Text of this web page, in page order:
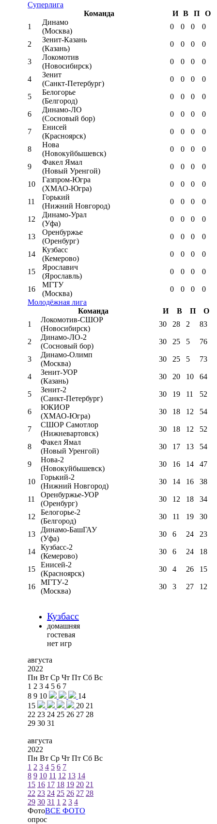
Суперлига
Команда
И В П
О
1
Динамо
(Москва)
0 0 0 0
2
Зенит-Казань
(Казань)
0 0 0 0
3
Локомотив
(Новосибирск)
0 0 0 0
4
Зенит
(Санкт-Петербург)
0 0 0 0
5
Белогорье
(Белгород)
0 0 0 0
6
Динамо-ЛО
(Сосновый бор)
0 0 0 0
7
Енисей
(Красноярск)
0 0 0 0
8
Нова
(Новокуйбышевск)
0 0 0 0
9
Факел Ямал
(Новый Уренгой)
0 0 0 0
10
Газпром-Югра
(ХМАО-Югра)
0 0 0 0
11
Горький
(Нижний Новгород)
0 0 0 0
12
Динамо-Урал
(Уфа)
0 0 0 0
13
Оренбуржье
(Оренбург)
0 0 0 0
14
Кузбасс
(Кемерово)
0 0 0 0
15
Ярославич
(Ярославль)
0 0 0 0
16
МГТУ
(Москва)
0 0 0
0
Молодёжная лига
Команда
И В П
О
1
Локомотив-CШОР
(Новосибирск)
30 28 2 83
2
Динамо-ЛО-2
(Сосновый бор)
30 25 5 76
3
Динамо-Олимп
(Москва)
30 25 5 73
4
Зенит-УОР
(Казань)
30 20 10 64
5
Зенит-2
(Санкт-Петербург)
30 19 11 52
6
ЮКИОР
(ХМАО-Югра)
30 18 12 54
7
СШОР Самотлор
(Нижневартовск)
30 18 12 52
8
Факел Ямал
(Новый Уренгой)
30 17 13 54
9
Нова-2
(Новокуйбышевск)
30 16 14 47
10
Горький-2
(Нижний Новгород)
30 14 16 38
11
Оренбуржье-УОР
(Оренбург)
30 12 18 34
12
Белогорье-2
(Белгород)
30 11 19 30
13
Динамо-БашГАУ
(Уфа)
30 6 24 23
14
Кузбасс-2
(Кемерово)
30 6 24 18
15
Енисей-2
(Красноярск)
30 4 26 15
16
МГТУ-2
(Москва)
30 3 27 12
Кузбасс
домашняя
гостевая
нет игр
августа
2022
Пн Вт Ср Чт Пт Сб Вс
1 2 3 4 5 6 7
8 9 10
14
15
20 21
22 23 24 25 26 27 28
29 30 31
августа
2022
Пн Вт Ср Чт Пт Сб Вс
1 2 3 4 5 6 7
8 9 10 11 12 13 14
15 16 17 18 19 20 21
22 23 24 25 26 27 28
29 30 31 1 2 3 4
ФотоВСЕ ФОТО
опрос